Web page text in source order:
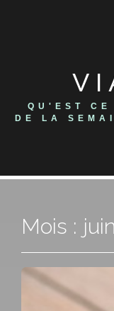
QU'EST CE
DE LA
Mois :